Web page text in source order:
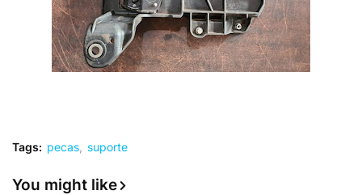
Tags: pecas suporte
You might like